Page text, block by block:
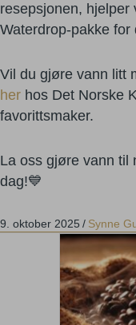
resepsjonen, hjelper
Waterdrop-pakke for
Vil du gjøre vann litt
her hos Det Norske
favorittsmaker.
La oss gjøre vann til
dag!💙
9. oktober 2025 / Synne